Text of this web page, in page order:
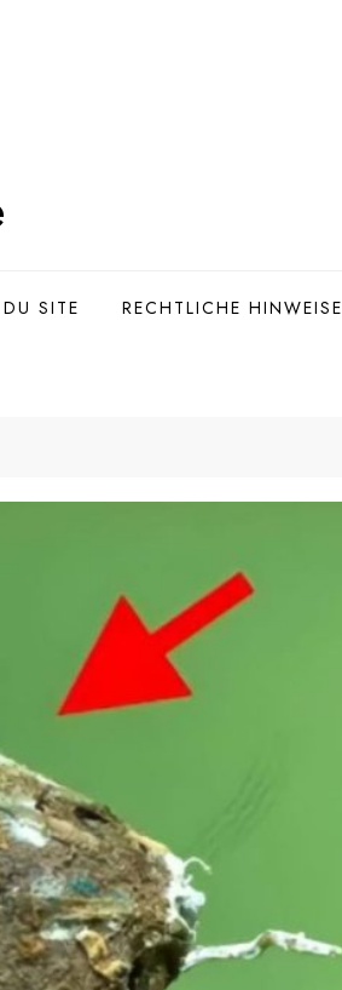
SITE RECHTLICHE HINWEISE